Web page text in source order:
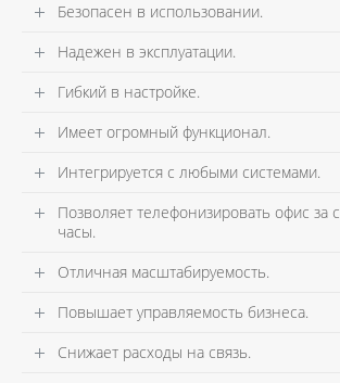
Безопасен в использовании.
Надежен в эксплуатации.
Гибкий в настройке.
Имеет огромный функционал.
Интегрируется с любыми системами.
Позволяет телефонизировать офис за
часы.
Отличная масштабируемость.
Повышает управляемость бизнеса.
Снижает расходы на связь.